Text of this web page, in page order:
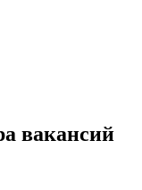
вакансий